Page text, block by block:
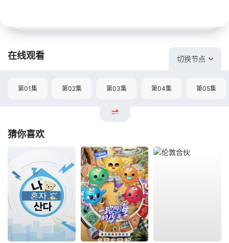
在线观看 切换节点
第01集 第02集 第03集 第04集 第05集
猜你喜欢